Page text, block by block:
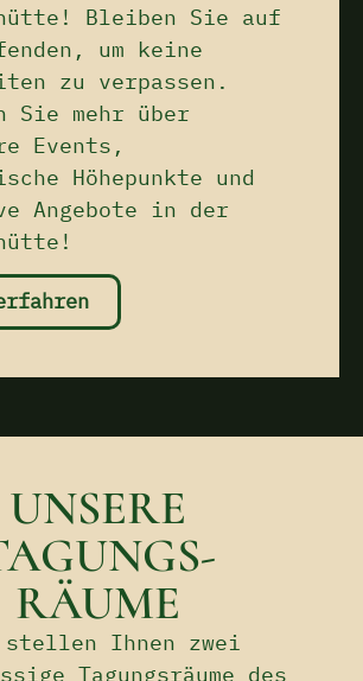
Bleiben Sie auf
um keine
zu verpassen.
Sie mehr über
Events,
Höhepunkte und
Angebote in der
UNSERE
RÄUME
stellen Ihnen zwei
Tagungsräume des